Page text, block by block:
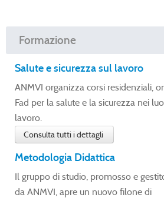
Formazione
Salute e sicurezza sul lavoro
ANMVI organizza corsi residenziali,
Fad per la salute e la sicurezza nei
lavoro.
Consulta tutti i dettagli
Metodologia Didattica
Il gruppo di studio, promosso e
da ANMVI, apre un nuovo filone di